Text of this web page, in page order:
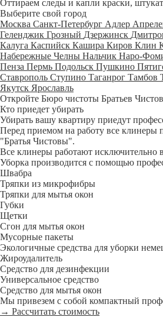
Оттираем следы и капли краски,
Выберите свой город
Москва Санкт-Петербург Адлер
Геленджик Грозный Дзержинск
Калуга Каспийск Кашира Киров Клин
Набережные Челны Нальчик Наро-
Пенза Пермь Подольск Пушкино
Ставрополь Ступино Таганрог Тамбов
Якутск Ярославль
Откройте Бюро чистоты Братьев
Кто приедет убирать
Убирать вашу квартиру приедут
Перед приемом на работу все клинеры
"Братья Чистовы".
Все клинеры работают
Уборка производится с помощью
Швабра
Тряпки из микрофибры
Тряпки для мытья окон
Губки
Щетки
Сгон для мытья окон
Мусорные пакеты
Экологичные средства для уборки
Жироудалитель
Средство для дезинфекции
Универсальное средство
Средство для мытья окон
Мы привезем с собой компактный
→ Рассчитать стоимость